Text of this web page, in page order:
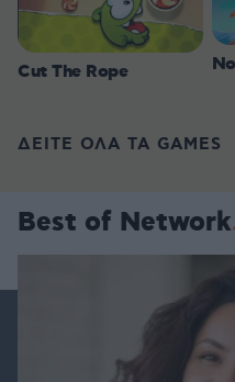
Cut The Rope
ΔΕΙΤΕ ΟΛΑ ΤΑ GAMES
Best of Network